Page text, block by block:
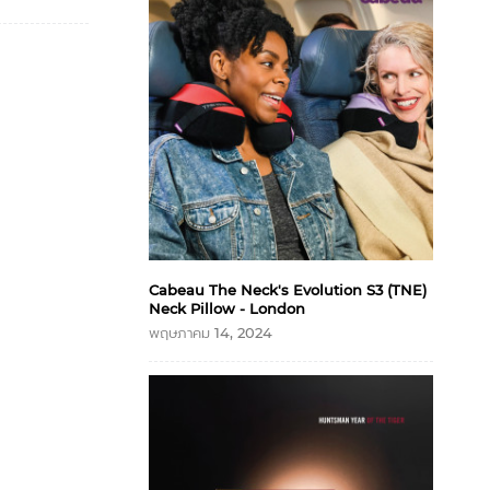
Cabeau The Neck's Evolution S3 (TNE)
Neck Pillow - London
พฤษภาคม 14, 2024